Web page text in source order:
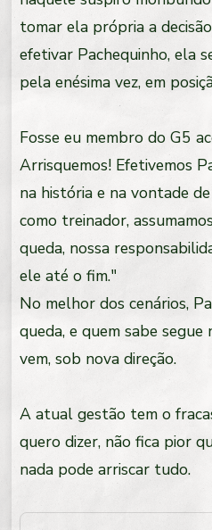
tomar ela própria a
efetivar Pachequinho, ela
pela enésima vez, em
Fosse eu membro do G5
Arrisquemos! Efetivemos
na história e na vontade
como treinador,
queda, nossa
ele até o fim."
No melhor dos cenários,
queda, e quem sabe
vem, sob nova direção.
A atual gestão tem o
quero dizer, não fica pior
nada pode arriscar tudo.